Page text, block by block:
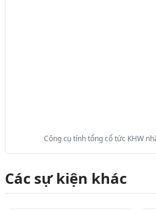
Công cụ tính tổng cổ tức KHW
Các sự kiện khác